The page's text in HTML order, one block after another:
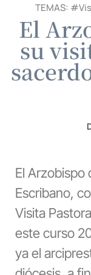
TEMAS: #
El
su
El Arzobispo
Escribano,
Visita
este curso
ya el